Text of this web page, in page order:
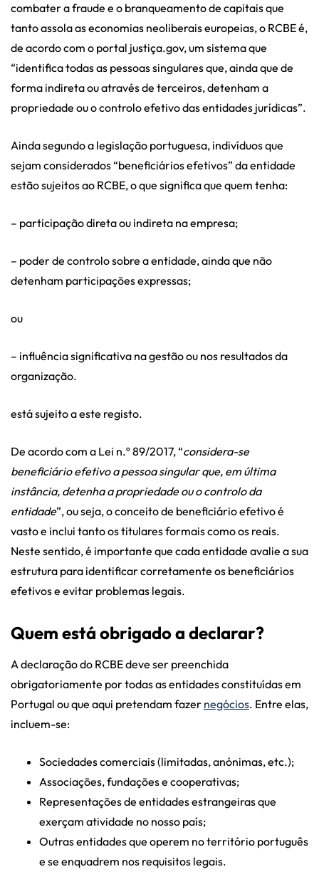
combater a fraude e o branqueamento de capitais que
tanto assola as economias neoliberais europeias, o RCBE é,
de acordo com o portal justiça.gov, um sistema que
“identifica todas as pessoas singulares que, ainda que de
forma indireta ou através de terceiros, detenham a
propriedade ou o controlo efetivo das entidades jurídicas”.
Ainda segundo a legislação portuguesa, indivíduos que
sejam considerados “beneficiários efetivos” da entidade
estão sujeitos ao RCBE, o que significa que quem tenha:
– participação direta ou indireta na empresa;
– poder de controlo sobre a entidade, ainda que não
detenham participações expressas;
ou
– influência significativa na gestão ou nos resultados da
organização.
está sujeito a este registo.
De acordo com a Lei n.º 89/2017, “considera-se
beneficiário efetivo a pessoa singular que, em última
instância, detenha a propriedade ou o controlo da
entidade”, ou seja, o conceito de beneficiário efetivo é
vasto e inclui tanto os titulares formais como os reais.
Neste sentido, é importante que cada entidade avalie a sua
estrutura para identificar corretamente os beneficiários
efetivos e evitar problemas legais.
Quem está obrigado a declarar?
A declaração do RCBE deve ser preenchida
obrigatoriamente por todas as entidades constituídas em
Portugal ou que aqui pretendam fazer negócios. Entre elas,
incluem-se:
Sociedades comerciais (limitadas, anónimas, etc.);
Associações, fundações e cooperativas;
Representações de entidades estrangeiras que
exerçam atividade no nosso país;
Outras entidades que operem no território português
e se enquadrem nos requisitos legais.